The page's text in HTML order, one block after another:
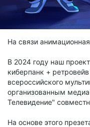
На связи
В 2024 году наш
киберпанк +
всероссийского
организованным
Телевидение"
На основе этого